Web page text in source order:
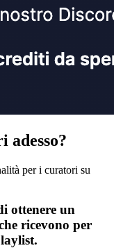
adesso?
per i curatori su
ottenere un
ricevono per